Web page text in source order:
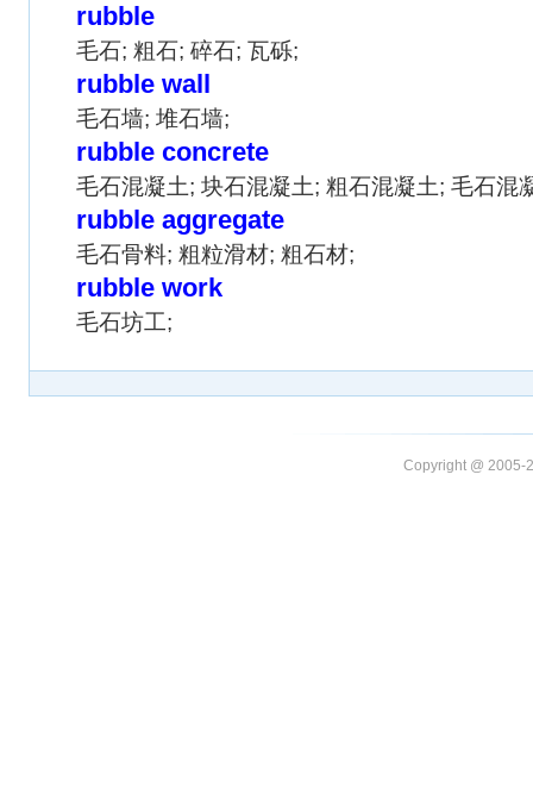
rubble
毛石; 粗石; 碎石; 瓦砾;
rubble wall
毛石墙; 堆石墙;
rubble concrete
毛石混凝土; 块石混凝土; 粗石混凝土; 毛石混
rubble aggregate
毛石骨料; 粗粒滑材; 粗石材;
rubble work
毛石坊工;
Copyright @